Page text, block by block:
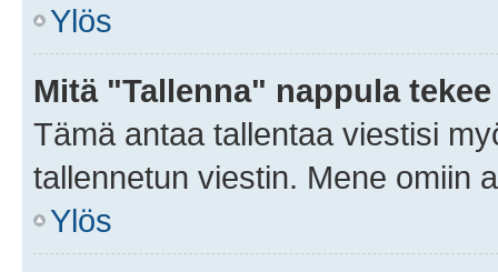
Ylös
Mitä "Tallenna" nappula
Tämä antaa tallentaa viestisi
tallennetun viestin. Mene omiin
Ylös